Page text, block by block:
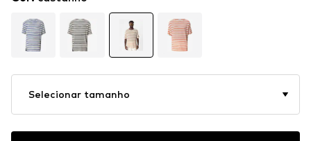
Selecionar tamanho